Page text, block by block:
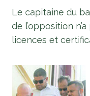
Le capitaine du
de l’opposition
licences et